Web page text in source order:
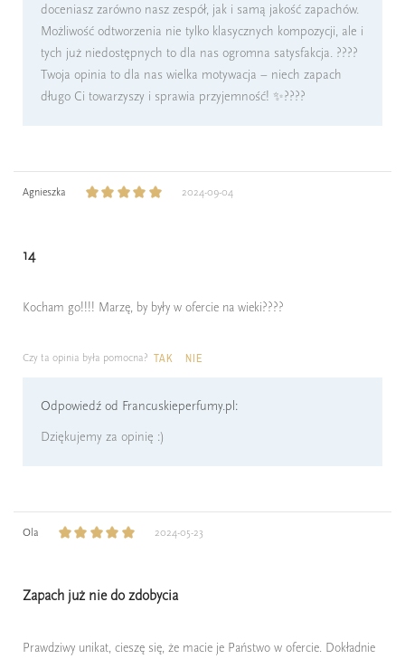
doceniasz zarówno nasz zespół, jak i samą jakość zapachów.
Możliwość odtworzenia nie tylko klasycznych kompozycji, ale i
tych już niedostępnych to dla nas ogromna satysfakcja. ????
Twoja opinia to dla nas wielka motywacja – niech zapach
długo Ci towarzyszy i sprawia przyjemność! ✨????
Agnieszka 2024-09-04
14
Kocham go!!!! Marzę, by były w ofercie na wieki????
Czy ta opinia była pomocna? TAK NIE
Odpowiedź od Francuskieperfumy.pl:
Dziękujemy za opinię :)
Ola 2024-05-23
Zapach już nie do zdobycia
Prawdziwy unikat, cieszę się, że macie je Państwo w ofercie. Dokładnie